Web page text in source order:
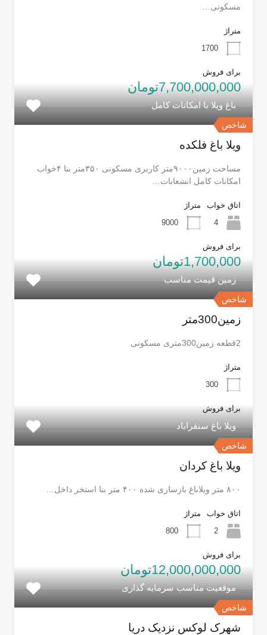
مسکونی…
متراژ
1700
برای فروش
7,700,000,000تومان
شاخص
باغ ویلا با امکانات کامل
ویلا باغ فلکده
مساحت زمین۹۰۰۰متر کاربری مسکونی ۳۵۰متر بنا ۴خواب
امکانات کامل انشعابات…
اتاق خواب
4
متراژ
9000
برای فروش
1,700,000تومان
شاخص
زمین قیمت مناسب
زمین300متر
2قطعه زمین300متری مسکونی
متراژ
300
برای فروش
شاخص
ویلا باغ سنقراباد
ویلا باغ کردان
۸۰۰ متر ویلاباغ بازسازی شده ۴۰۰ متر بنا استخر داخل…
اتاق خواب
2
متراژ
800
برای فروش
12,000,000,000تومان
شاخص
موقعیت مناسب سرمایه گذاری
شهرک لوکس نزدیک دریا